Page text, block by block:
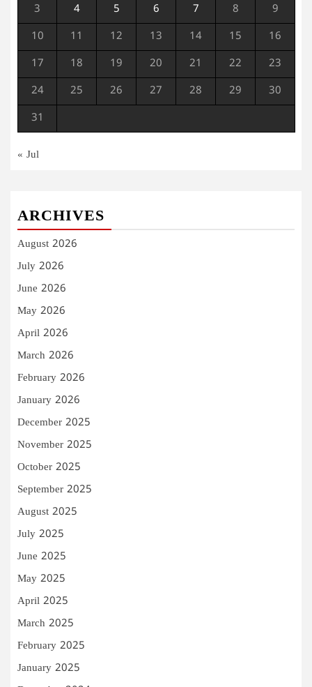
3 4 5 6 7 8 9
10 11 12 13 14 15 16
17 18 19 20 21 22 23
24 25 26 27 28 29 30
31
« Jul
ARCHIVES
August 2026
July 2026
June 2026
May 2026
April 2026
March 2026
February 2026
January 2026
December 2025
November 2025
October 2025
September 2025
August 2025
July 2025
June 2025
May 2025
April 2025
March 2025
February 2025
January 2025